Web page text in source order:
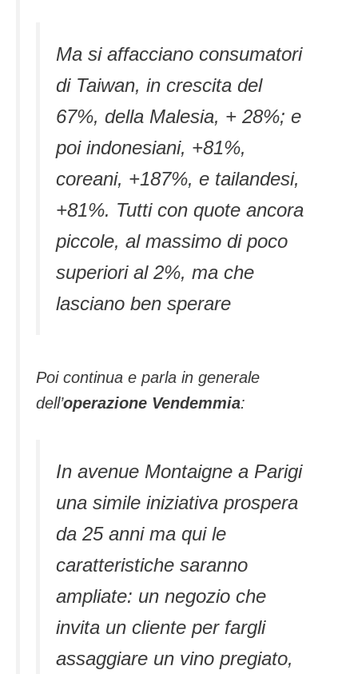
Ma si affacciano consumatori
di Taiwan, in crescita del
67%, della Malesia, + 28%; e
poi indonesiani, +81%,
coreani, +187%, e tailandesi,
+81%. Tutti con quote ancora
piccole, al massimo di poco
superiori al 2%, ma che
lasciano ben sperare
Poi continua e parla in generale
dell’operazione Vendemmia:
In avenue Montaigne a Parigi
una simile iniziativa prospera
da 25 anni ma qui le
caratteristiche saranno
ampliate: un negozio che
invita un cliente per fargli
assaggiare un vino pregiato,